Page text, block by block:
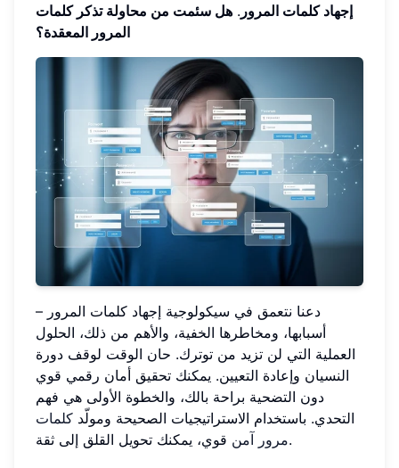
إجهاد كلمات المرور . هل سئمت من محاولة تذكر كلمات
المرور المعقدة؟
دعنا نتعمق في سيكولوجية إجهاد كلمات المرور –
أسبابها، ومخاطرها الخفية، والأهم من ذلك، الحلول
العملية التي لن تزيد من توترك. حان الوقت لوقف دورة
النسيان وإعادة التعيين. يمكنك تحقيق أمان رقمي قوي
دون التضحية براحة بالك، والخطوة الأولى هي فهم
التحدي. باستخدام الاستراتيجيات الصحيحة ومولّد كلمات
مرور آمنقوي، يمكنك تحويل القلق إلى ثقة.